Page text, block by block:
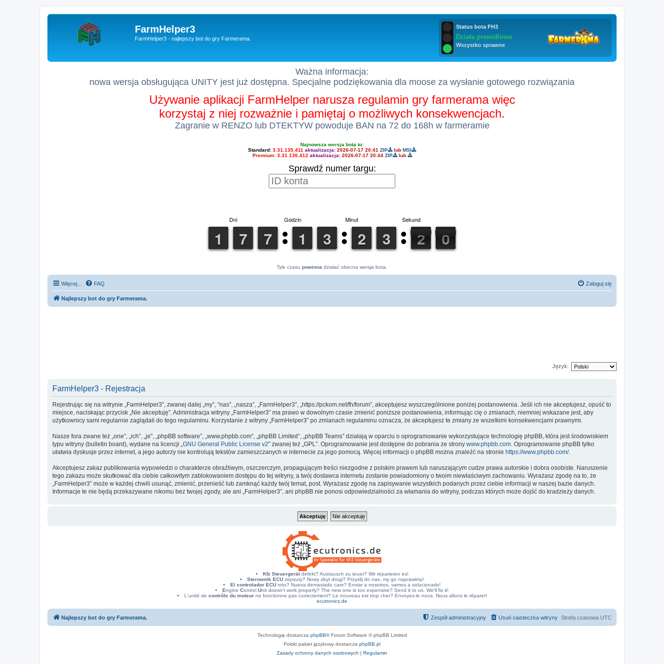
FarmHelper3
FarmHelper3 - najlepszy bot do gry Farmerama.
Ważna informacja:
nowa wersja obsługująca UNITY jest już dostępna. Specjalne podziękowania dla moose za wysłanie gotowego rozwiązania
Używanie aplikacji FarmHelper narusza regulamin gry farmerama więc
korzystaj z niej rozważnie i pamiętaj o możliwych konsekwencjach.
Zagranie w RENZO lub DTEKTYW powoduje BAN na 72 do 168h w farmeramie
Najnowsza wersja bota to:
Standard: 3.31.135.411 aktualizacja: 2026-07-17 20:41 ZIP lub MSI
Premium: 3.31.136.412 aktualizacja: 2026-07-17 20:44 ZIP lub
Sprawdź numer targu:
Tyle czasu powinna działać obecna wersja bota.
Więcej… FAQ Zaloguj się
Najlepszy bot do gry Farmerama.
Język:
FarmHelper3 - Rejestracja
Rejestrując się na witrynie „FarmHelper3”, zwanej dalej „my”, ”nas”, „nasza”, „FarmHelper3”, „https://pckom.net/fh/forum”, akceptujesz wyszczególnione poniżej postanowienia. Jeśli ich nie akceptujesz, opuść to
miejsce, naciskając przycisk „Nie akceptuję”. Administracja witryny „FarmHelper3” ma prawo w dowolnym czasie zmienić poniższe postanowienia, informując cię o zmianach, niemniej wskazane jest, aby
użytkownicy sami regularnie zaglądali do tego regulaminu. Korzystanie z witryny „FarmHelper3” po zmianach regulaminu oznacza, że akceptujesz te zmiany ze wszelkimi konsekwencjami prawnymi.
Nasze fora zwane też „one”, „ich”, „je”, „phpBB software”, „www.phpbb.com”, „phpBB Limited”, „phpBB Teams” działają w oparciu o oprogramowanie wykorzystujące technologię phpBB, która jest środowiskiem
typu witryny (bulletin board), wydane na licencji „GNU General Public License v2” zwanej też „GPL”. Oprogramowanie jest dostępne do pobrania ze strony www.phpbb.com. Oprogramowanie phpBB tylko
ułatwia dyskusje przez internet, a jego autorzy nie kontrolują tekstów zamieszczanych w internecie za jego pomocą. Więcej informacji o phpBB można znaleźć na stronie https://www.phpbb.com/.
Akceptujesz zakaz publikowania wypowiedzi o charakterze obraźliwym, oszczerczym, propagującym treści niezgodne z polskim prawem lub naruszającym cudze prawa autorskie i dobra osobiste. Naruszenie
tego zakazu może skutkować dla ciebie całkowitym zablokowaniem dostępu do tej witryny, a twój dostawca internetu zostanie powiadomiony o twoim niewłaściwym zachowaniu. Wyrażasz zgodę na to, że
„FarmHelper3” może w każdej chwili usunąć, zmienić, przenieść lub zamknąć każdy twój temat, post. Wyrażasz zgodę na zapisywanie wszystkich podanych przez ciebie informacji w naszej bazie danych.
Informacje te nie będą przekazywane nikomu bez twojej zgody, ale ani „FarmHelper3”, ani phpBB nie ponosi odpowiedzialności za włamania do witryny, podczas których może dojść do kradzieży danych.
Kfz Steuergerätdefekt? Austausch zu teuer? Wir reparieren es!
Sterownik ECU zepsuty? Nowy zbyt drogi? Przyslij do nas, my go naprawimy!
El controlador ECU roto? Nueva demasiado caro? Enviar a nosotros, vamos a solucionarlo!
Engine Control Unit doesn't work properly? The new one is too expensive? Send it to us. We'll fix it!
L'unité de contrôle du moteurne fonctionne pas correctement? Le nouveau est trop cher? Envoyez-le nous. Nous allons le réparer!
ecutronics.de
Najlepszy bot do gry Farmerama. Strefa czasowa UTC
Usuń ciasteczka witryny
Zespół administracyjny
Technologię dostarcza phpBB® Forum Software © phpBB Limited
Polski pakiet językowy dostarcza phpBB.pl
Zasady ochrony danych osobowych | Regulamin